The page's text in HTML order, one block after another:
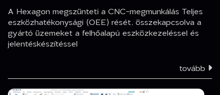
A Hexagon megszünteti a CNC-megmunkálás Teljes
eszközhatékonysági (OEE) rését, összekapcsolva a
gyártó üzemeket a felhőalapú eszközkezeléssel és
jelentéskészítéssel
tovább